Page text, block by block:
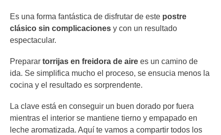
Es una forma fantástica de disfrutar de este postre
clásico sin complicaciones y con un resultado
espectacular.
Preparar torrijas en freidora de aire es un camino de
ida. Se simplifica mucho el proceso, se ensucia menos la
cocina y el resultado es sorprendente.
La clave está en conseguir un buen dorado por fuera
mientras el interior se mantiene tierno y empapado en
leche aromatizada. Aquí te vamos a compartir todos los